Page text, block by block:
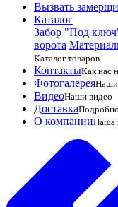
Вызвать
Каталог
Забор "Под
ворота
Каталог товаров
КонтактыКак нас
Фотогалерея
ВидеоНаши видео
Доставка
О компанииНаша